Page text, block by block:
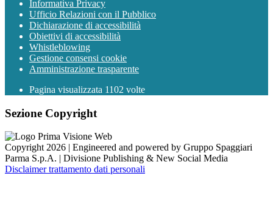
Informativa Privacy
Ufficio Relazioni con il Pubblico
Dichiarazione di accessibilità
Obiettivi di accessibilità
Whistleblowing
Gestione consensi cookie
Amministrazione trasparente
Pagina visualizzata 1102 volte
Sezione Copyright
Copyright 2026 | Engineered and powered by Gruppo Spaggiari
Parma S.p.A. | Divisione Publishing & New Social Media
Disclaimer trattamento dati personali